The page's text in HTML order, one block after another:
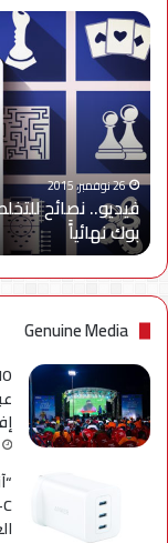
فيديو..
نصائح
للتخلص
من
إزعاج
تنبيهات
الألعاب
على
فيس
بوك
نهائياًَ
26 نوفمبر، 2015
فيديو.. نصائح
بوك نهائياًَ
Genuine Media